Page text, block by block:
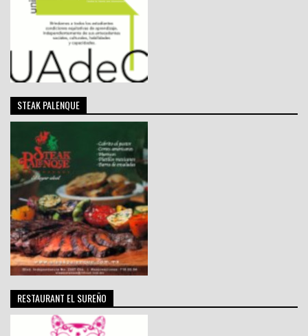
STEAK PALENQUE
RESTAURANT EL SUREÑO